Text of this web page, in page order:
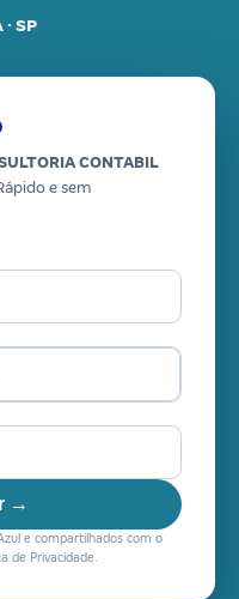
SP
CONTABIL
e sem
→
e compartilhados com o
de Privacidade.